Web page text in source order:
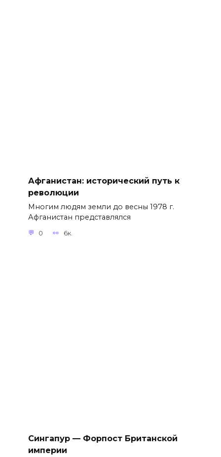
Афганистан: исторический путь к
революции
Многим людям земли до весны 1978 г.
Афганистан представлялся
0 6к.
Сингапур — Форпост Британской
империи